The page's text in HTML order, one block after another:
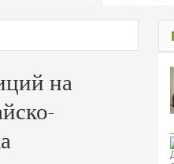
на